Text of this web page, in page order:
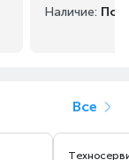
Наличие: Под
Все